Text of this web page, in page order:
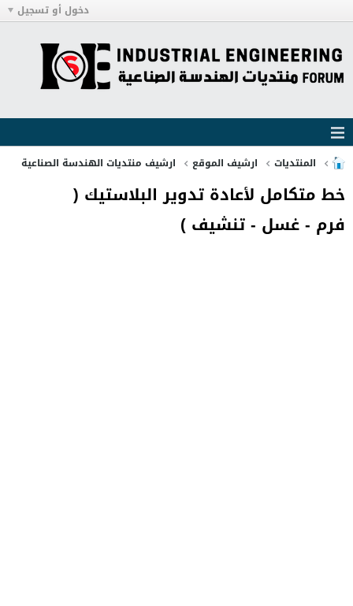
دخول أو تسجيل
المنتديات ارشيف الموقع ارشيف منتديات الهندسة الصناعية
خط متكامل لأعادة تدوير البلاستيك (
فرم - غسل - تنشيف )